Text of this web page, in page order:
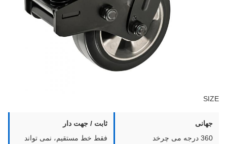
SIZE
جهانی
360 درجه می چرخد
ثابت / جهت دار
فقط خط مستقیم، نمی تواند